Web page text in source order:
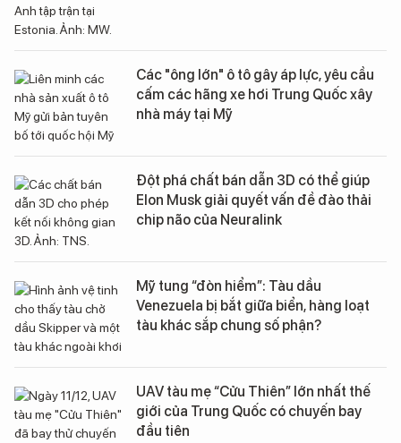
Các "ông lớn" ô tô gây áp lực, yêu cầu
cấm các hãng xe hơi Trung Quốc xây
nhà máy tại Mỹ
Đột phá chất bán dẫn 3D có thể giúp
Elon Musk giải quyết vấn đề đào thải
chip não của Neuralink
Mỹ tung “đòn hiểm”: Tàu dầu
Venezuela bị bắt giữa biển, hàng loạt
tàu khác sắp chung số phận?
UAV tàu mẹ “Cửu Thiên” lớn nhất thế
giới của Trung Quốc có chuyến bay
đầu tiên